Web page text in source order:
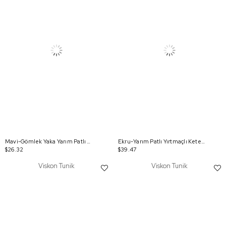
Mavi-Gömlek Yaka Yarım Patlı Yırtmaçlı Arkası Uzun Tunik
$26.32
Ekru-Yarım Patlı Yırtmaçlı Keten Tunik
$39.47
Viskon Tunik Viskon Tunik